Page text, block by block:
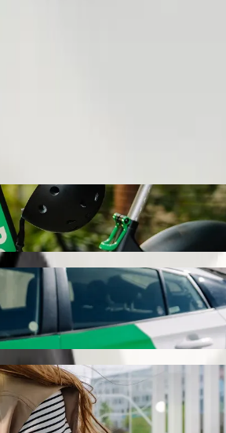
de 18 min e custa aproximadamente